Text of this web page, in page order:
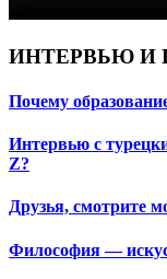
ИНТЕРВЬЮ И
Почему
Интервью с
Z?
Друзья, смотрите
Философия —